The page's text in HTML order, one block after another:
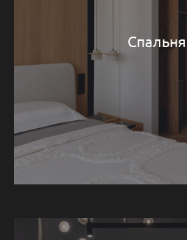
Спальня